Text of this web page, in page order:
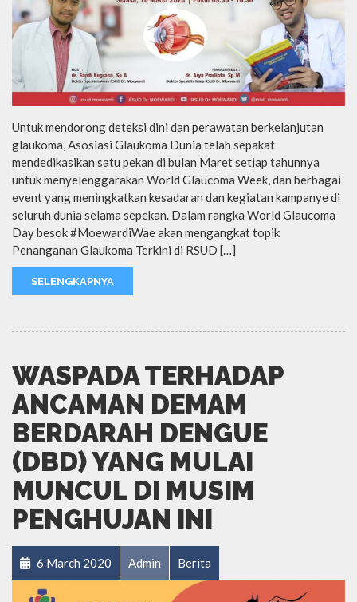
Untuk mendorong deteksi dini dan perawatan berkelanjutan
glaukoma, Asosiasi Glaukoma Dunia telah sepakat
mendedikasikan satu pekan di bulan Maret setiap tahunnya
untuk menyelenggarakan World Glaucoma Week, dan berbagai
event yang meningkatkan kesadaran dan kegiatan kampanye di
seluruh dunia selama sepekan. Dalam rangka World Glaucoma
Day besok #MoewardiWae akan mengangkat topik
Penanganan Glaukoma Terkini di RSUD […]
SELENGKAPNYA
WASPADA TERHADAP
ANCAMAN DEMAM
BERDARAH DENGUE
(DBD) YANG MULAI
MUNCUL DI MUSIM
PENGHUJAN INI
6 March 2020 Admin Berita